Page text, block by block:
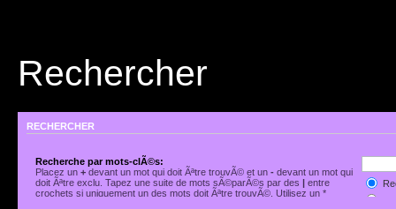
Rechercher
RECHERCHER
Recherche par mots-clÃ©s:
Placez un+ devant un mot qui doit Ãªtre trouvÃ© et un- devant un mot qui
doit Ãªtre exclu. Tapez une suite de mots sÃ©parÃ©s par des| entre
crochets si uniquement un des mots doit Ãªtre trouvÃ©. Utilisez un *